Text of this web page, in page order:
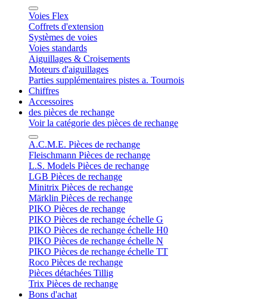
Voies Flex
Coffrets d'extension
Systèmes de voies
Voies standards
Aiguillages & Croisements
Moteurs d'aiguillages
Parties supplémentaires pistes a. Tournois
Chiffres
Accessoires
des pièces de rechange
Voir la catégorie des pièces de rechange
A.C.M.E. Pièces de rechange
Fleischmann Pièces de rechange
L.S. Models Pièces de rechange
LGB Pièces de rechange
Minitrix Pièces de rechange
Märklin Pièces de rechange
PIKO Pièces de rechange
PIKO Pièces de rechange échelle G
PIKO Pièces de rechange échelle H0
PIKO Pièces de rechange échelle N
PIKO Pièces de rechange échelle TT
Roco Pièces de rechange
Pièces détachées Tillig
Trix Pièces de rechange
Bons d'achat